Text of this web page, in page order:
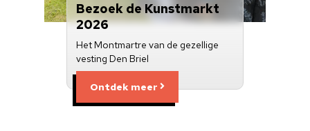
Bezoek de Kunstmarkt
2026
Het Montmartre van de gezellige
vesting Den Briel
Ontdek meer